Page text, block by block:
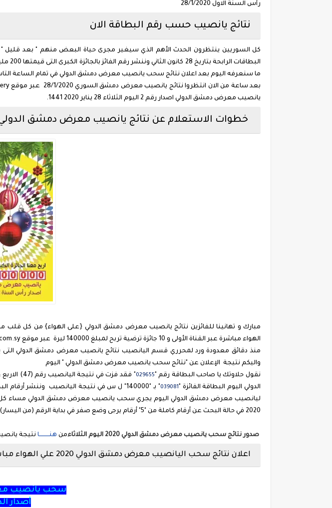
رأس السنة الاول 28/1/2020
نتائج يانصيب حسب رقم البطاقة الان
ما سنعرفه اليوم بعد اعلان نتائج سحب يانصيب معرض دمشق الدولي في تمام الساعة
يانصيب معرض دمشق الدولي اصدار رقم 2 اليوم الثلاثاء 28 يناير 2020 1441.
خطوات الاستعلام عن نتائج يانصيب معرض دمشق الدولي 28/1/
الهواء مباشرة عبر القناة الأولى و 10 جائزة ترضية تربح لمبلغ 140000 ليرة عبر موقع diflottery.com.sy
منذ دقائق معدودة ورد لمحرري قسم اليانصيب نتائج يانصيب معرض دمشق الدولي
واليكم نتيجة الإعلان عن "نتائج سحب يانصيب معرض دمشق الدولي " اليوم
نقول حلاوتك يا صاحب البطاقة رقم "
029655
" فقد فزت
الدولي اليوم البطاقة الفائزة "
039081
" بـ "140000" ل س في نتيجة اليانصيب وننشر
ليانصيب معرض دمشق الدولي اليوم يجري سحب يانصيب معرض دمشق الدولي مساء كل
2020 في حالة البحث عن أرقام كاملة من "5" أرقام يرجى وضع صفر في بداية الرقم (من اليسار) ".
صدور نتائج سحب يانصيب معرض دمشق الدولي 2020 اليوم الثلاثاء من هنــــــــــا نتيجة
اعلان نتائج سحب اليانصيب معرض دمشق الدولي 2020 علي الهواء مباشرةً
سحب يانصيب
أصدار